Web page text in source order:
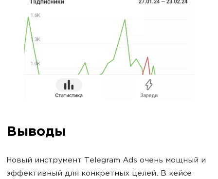
Выводы
Новый инструмент Telegram Ads очень мощный и
эффективный для конкретных целей. В кейсе